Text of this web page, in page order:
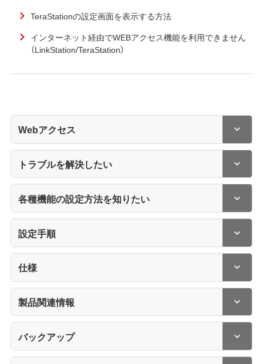
TeraStationの設定画面を表示する方法
インターネット経由でWEBアクセス機能を利用できません
（LinkStation/TeraStation）
Webアクセス
トラブルを解決したい
各種機能の設定方法を知りたい
設定手順
仕様
製品関連情報
バックアップ